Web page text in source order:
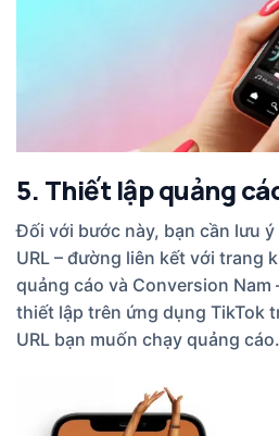
5. Thiết lập quảng
Đối với bước này, bạn cần lưu
URL – đường liên kết với trang
quảng cáo và Conversion Nam
thiết lập trên ứng dụng TikTok
URL bạn muốn chạy quảng cáo.